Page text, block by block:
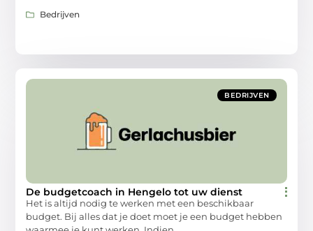
Bedrijven
BEDRIJVEN
De budgetcoach in Hengelo tot uw dienst
Het is altijd nodig te werken met een beschikbaar
budget. Bij alles dat je doet moet je een budget hebben